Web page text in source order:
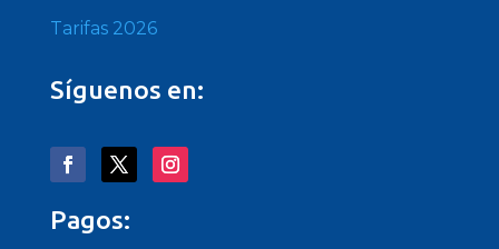
Tarifas 2026
Síguenos en:
Pagos: